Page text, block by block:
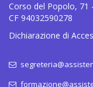
Corso del Popolo, 71
CF 94032590278
Dichiarazione di